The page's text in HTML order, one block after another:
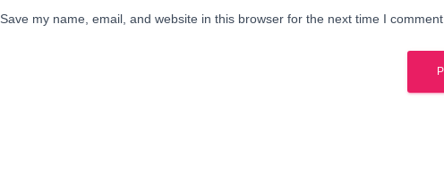
Save my name, email, and website in this browser for the next time I comment.